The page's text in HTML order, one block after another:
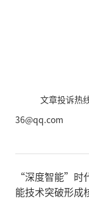
文章投诉热
36@qq.com
“深度智能”时
能技术突破形成